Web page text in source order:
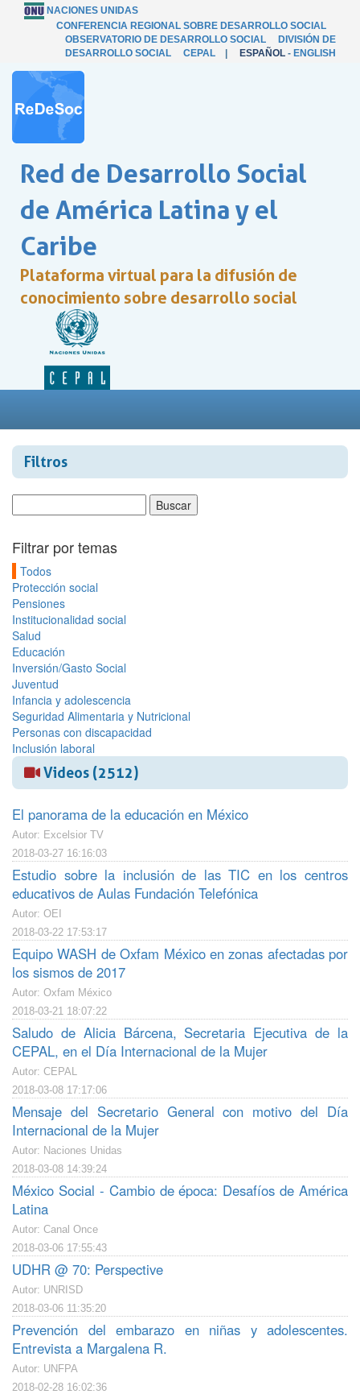
NACIONES UNIDAS
CONFERENCIA REGIONAL SOBRE DESARROLLO SOCIAL
OBSERVATORIO DE DESARROLLO SOCIAL
DIVISIÓN DE
DESARROLLO SOCIAL
CEPAL ESPAÑOL - ENGLISH
Red de Desarrollo Social
de América Latina y el
Caribe
Plataforma virtual para la difusión de
conocimiento sobre desarrollo social
Filtros
Filtrar por temas
Todos
Protección social
Pensiones
Institucionalidad social
Salud
Educación
Inversión/Gasto Social
Juventud
Infancia y adolescencia
Seguridad Alimentaria y Nutricional
Personas con discapacidad
Inclusión laboral
Videos (2512)
El panorama de la educación en México
Autor: Excelsior TV
2018-03-27 16:16:03
Estudio sobre la inclusión de las TIC en los centros
educativos de Aulas Fundación Telefónica
Autor: OEI
2018-03-22 17:53:17
Equipo WASH de Oxfam México en zonas afectadas por
los sismos de 2017
Autor: Oxfam México
2018-03-21 18:07:22
Saludo de Alicia Bárcena, Secretaria Ejecutiva de la
CEPAL, en el Día Internacional de la Mujer
Autor: CEPAL
2018-03-08 17:17:06
Mensaje del Secretario General con motivo del Día
Internacional de la Mujer
Autor: Naciones Unidas
2018-03-08 14:39:24
México Social - Cambio de época: Desafíos de América
Latina
Autor: Canal Once
2018-03-06 17:55:43
UDHR @ 70: Perspective
Autor: UNRISD
2018-03-06 11:35:20
Prevención del embarazo en niñas y adolescentes.
Entrevista a Margalena R.
Autor: UNFPA
2018-02-28 16:02:36